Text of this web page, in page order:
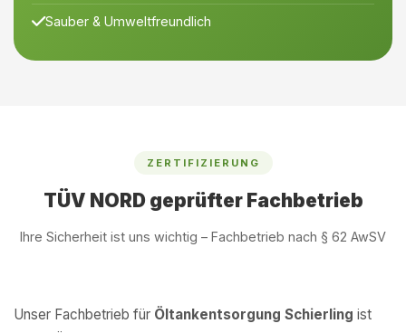
Sauber & Umweltfreundlich
ZERTIFIZIERUNG
TÜV NORD geprüfter Fachbetrieb
Ihre Sicherheit ist uns wichtig – Fachbetrieb nach § 62 AwSV
Unser Fachbetrieb für Öltankentsorgung Schierling ist